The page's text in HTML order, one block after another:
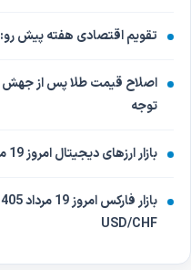
تقویم اقتصادی هفته پیش رو: 19 مرداد 1405 تا 25 مرداد 1405
توجه
بازار ارزهای دیجیتال امروز 19 مرداد 1405 | صعود SOL و افت ADA
USD/CHF